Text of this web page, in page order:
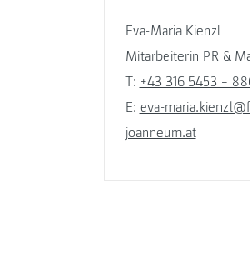
Eva-Maria Kienzl
Mitarbeiterin PR &
T: +43 316 5453 –
E: eva-
joanneum.at